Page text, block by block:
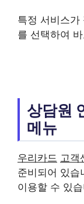
특정 서비스가
를 선택하여
상담원
메뉴
우리카드 고객
준비되어 있습
이용할 수 있